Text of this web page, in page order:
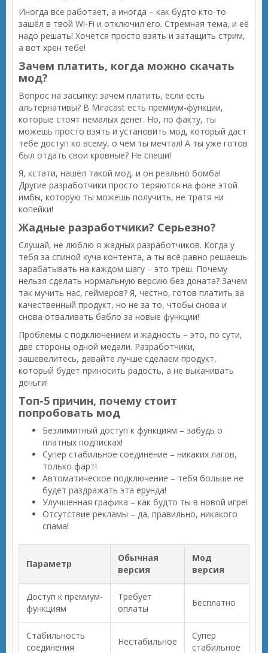
Иногда все работает, а иногда – как будто кто-то
зашёл в твой Wi-Fi и отключил его. Стремная тема, и её
надо решать! Хочется просто взять и затащить стрим,
а вот хрен тебе!
Зачем платить, когда можно скачать
мод?
Вопрос на засыпку: зачем платить, если есть
альтернативы? В Miracast есть премиум-функции,
которые стоят немалых денег. Но, по факту, ты
можешь просто взять и установить мод, который даст
тебе доступ ко всему, о чем ты мечтал! А ты уже готов
был отдать свои кровные? Не спеши!
Я, кстати, нашёл такой мод, и он реально бомба!
Другие разработчики просто теряются на фоне этой
имбы, которую ты можешь получить, не тратя ни
копейки!
Жадные разработчики? Серьезно?
Слушай, не люблю я жадных разработчиков. Когда у
тебя за спиной куча контента, а ты всё равно решаешь
зарабатывать на каждом шагу – это треш. Почему
нельзя сделать нормальную версию без доната? Зачем
так мучить нас, геймеров? Я, честно, готов платить за
качественный продукт, но не за то, чтобы снова и
снова отваливать бабло за новые функции!
Проблемы с подключением и жадность – это, по сути,
две стороны одной медали. Разработчики,
зашевелитесь, давайте лучше сделаем продукт,
который будет приносить радость, а не выкачивать
деньги!
Топ-5 причин, почему стоит
попробовать мод
Безлимитный доступ к функциям – забудь о
платных подписках!
Супер стабильное соединение – никаких лагов,
только фарт!
Автоматическое подключение – тебя больше не
будет раздражать эта ерунда!
Улучшенная графика – как будто ты в новой игре!
Отсутствие рекламы – да, правильно, никакого
спама!
Параметр
Обычная
версия
Мод
версия
Доступ к премиум-
функциям
Требует
оплаты
Бесплатно
Стабильность
соединения
Нестабильное
Супер
стабильное